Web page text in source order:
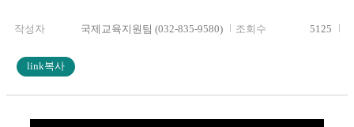
작성자 국제교육지원팀 (032-835-9580) 조회수 5125